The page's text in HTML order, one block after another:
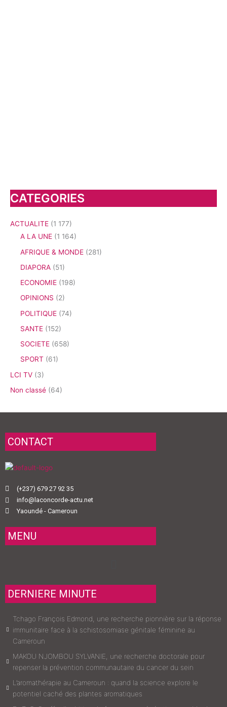
CATEGORIES
ACTUALITE (1 177)
A LA UNE (1 164)
AFRIQUE & MONDE (281)
DIAPORA (51)
ECONOMIE (198)
OPINIONS (2)
POLITIQUE (74)
SANTE (152)
SOCIETE (658)
SPORT (61)
LCI TV (3)
Non classé (64)
CONTACT
(+237) 679 27 92 35
info@laconcorde-actu.net
Yaoundé - Cameroun
MENU
DERNIERE MINUTE
Tchago François Edmond, une recherche pionnière sur la réponse
immunitaire face à la schistosomiase génitale féminine au
Cameroun
MAKOU NJOMBOU SYLVANIE, une recherche doctorale pour
repenser la prévention communautaire du cancer du sein
L’aromathérapie au Cameroun : quand la science explore le
potentiel caché des plantes aromatiques